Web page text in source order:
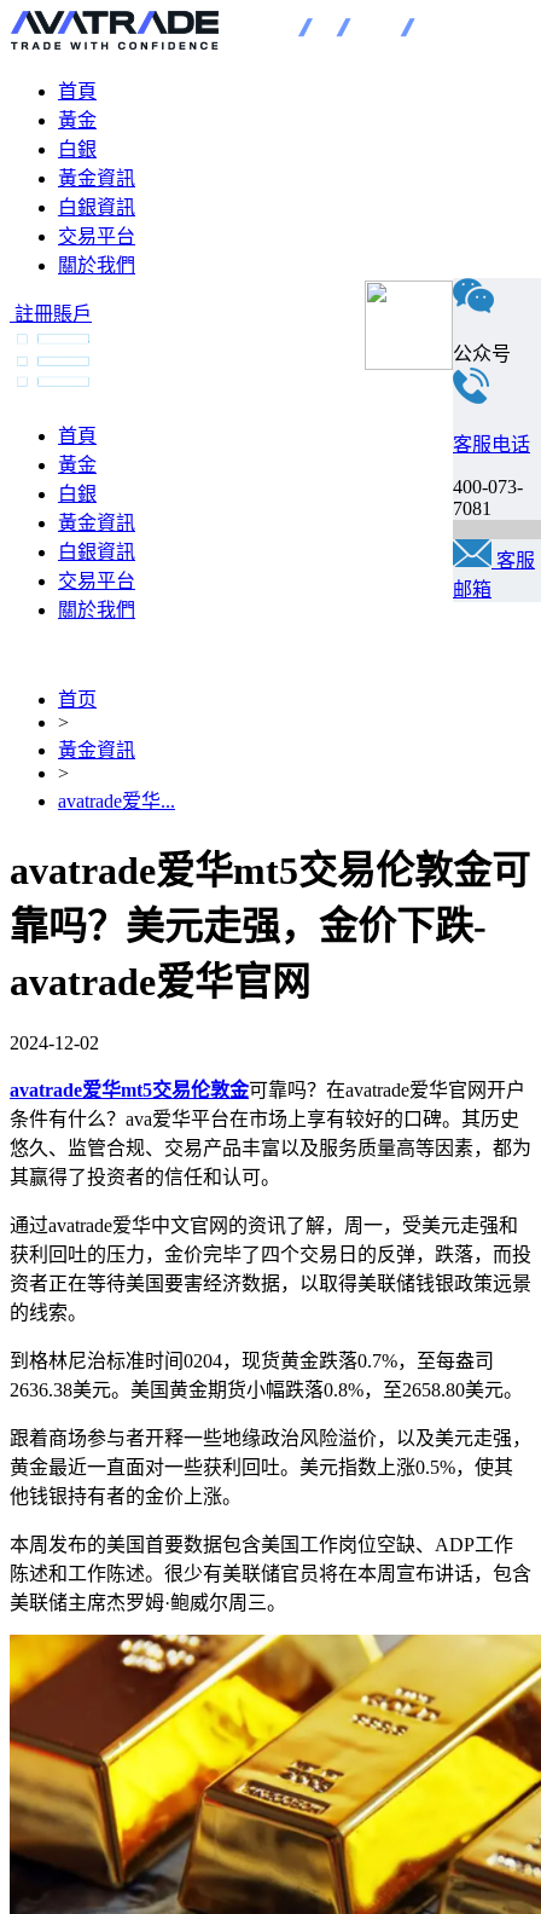
首頁
黃金
白銀
黃金資訊
白銀資訊
交易平台
關於我們
註冊賬戶
首頁
黃金
白銀
黃金資訊
白銀資訊
交易平台
關於我們
首页
>
黃金資訊
>
avatrade爱华...
avatrade爱华mt5交易伦敦金可
靠吗？美元走强，金价下跌-
avatrade爱华官网
2024-12-02
avatrade爱华mt5交易伦敦金可靠吗？在avatrade爱华官网开户
条件有什么？ava爱华平台在市场上享有较好的口碑。其历史
悠久、监管合规、交易产品丰富以及服务质量高等因素，都为
其赢得了投资者的信任和认可。
通过avatrade爱华中文官网的资讯了解，周一，受美元走强和
获利回吐的压力，金价完毕了四个交易日的反弹，跌落，而投
资者正在等待美国要害经济数据，以取得美联储钱银政策远景
的线索。
到格林尼治标准时间0204，现货黄金跌落0.7%，至每盎司
2636.38美元。美国黄金期货小幅跌落0.8%，至2658.80美元。
跟着商场参与者开释一些地缘政治风险溢价，以及美元走强，
黄金最近一直面对一些获利回吐。美元指数上涨0.5%，使其
他钱银持有者的金价上涨。
本周发布的美国首要数据包含美国工作岗位空缺、ADP工作
陈述和工作陈述。很少有美联储官员将在本周宣布讲话，包含
美联储主席杰罗姆·鲍威尔周三。
公众号
客服电话
400-073-
7081
客服
邮箱